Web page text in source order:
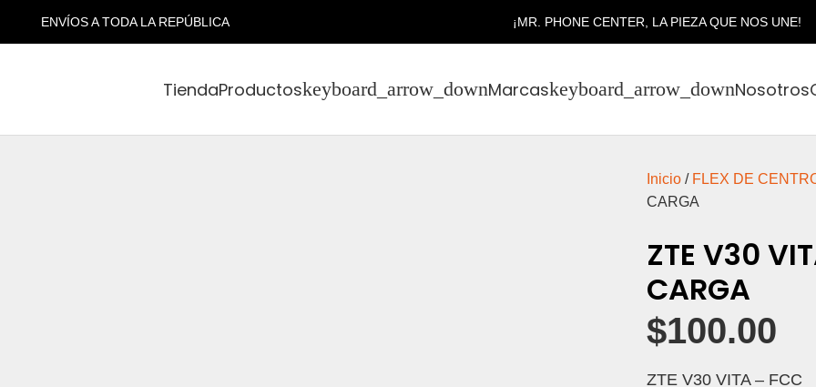
ENVÍOS A TODA LA REPÚBLICA ¡MR. PHONE CENTER, LA PIEZA QUE NOS UNE!
TiendaProductos Marcas Nosotros
Inicio/ FLEX DE
CARGA
ZTE V30
CARGA
$100.00
ZTE V30 VITA – FCC